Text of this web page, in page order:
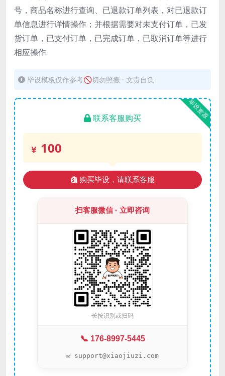
号，商品名称进行查询、已退款订单列表，对已退款订
单信息进行详情操作；并根据需要对未支付订单，已发
货订单，已支付订单，已完成订单，已取消订单等进行
相应操作
毕设模板仅作参考🚫切勿照搬 · 文责自负
毕设资源
联系客服购买
100
购买毕设，请联系客服
扫客服微信 · 立即咨询
长按识别或扫码
📞 176-8997-5445
✉️ support@xiaojiuzi.com